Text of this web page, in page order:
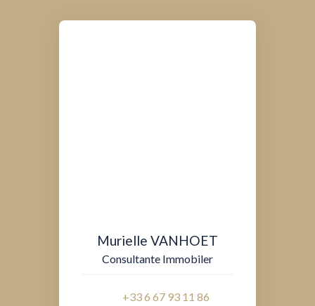
Murielle VANHOET
Consultante Immobiler
+33 6 67 93 11 86